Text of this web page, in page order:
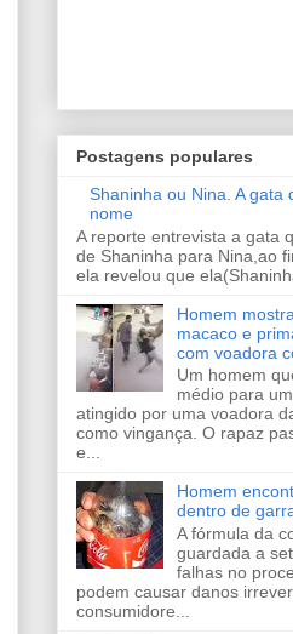
Postagens populares
Shaninha ou Nina. A gata
nome
A reporte entrevista a gata
de Shaninha para Nina,ao
ela revelou que
Homem
macaco e
com voadora
Um homem
médio para
atingido por uma voadora
como vingança. O rapaz
e...
Homem
dentro de
A fórmula da
guardada a
falhas no
podem causar danos
consumidore...